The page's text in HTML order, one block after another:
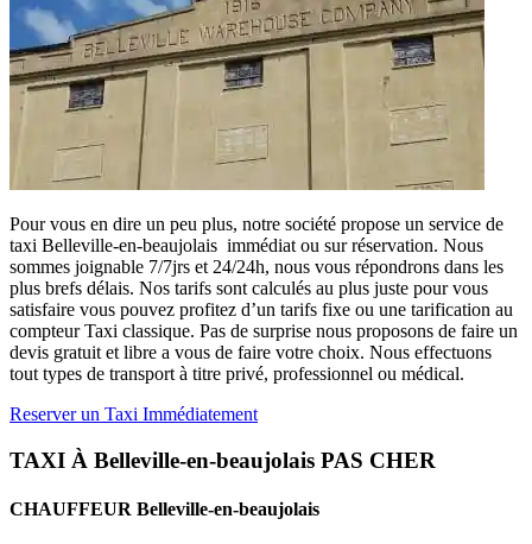
Pour vous en dire un peu plus, notre société propose un service de
taxi Belleville-en-beaujolais immédiat ou sur réservation. Nous
sommes joignable 7/7jrs et 24/24h, nous vous répondrons dans les
plus brefs délais. Nos tarifs sont calculés au plus juste pour vous
satisfaire vous pouvez profitez d’un tarifs fixe ou une tarification au
compteur Taxi classique. Pas de surprise nous proposons de faire un
devis gratuit et libre a vous de faire votre choix. Nous effectuons
tout types de transport à titre privé, professionnel ou médical.
Reserver un Taxi Immédiatement
TAXI À Belleville-en-beaujolais PAS CHER
CHAUFFEUR Belleville-en-beaujolais